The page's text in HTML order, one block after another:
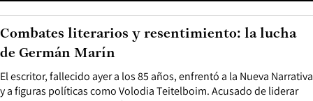
El escritor, fallecido ayer a los 85 años, enfrentó a la Nueva Narrativa
y a figuras políticas como Volodia Teitelboim. Acusado de liderar
Combates literarios y resentimiento: la lucha
de Germán Marín